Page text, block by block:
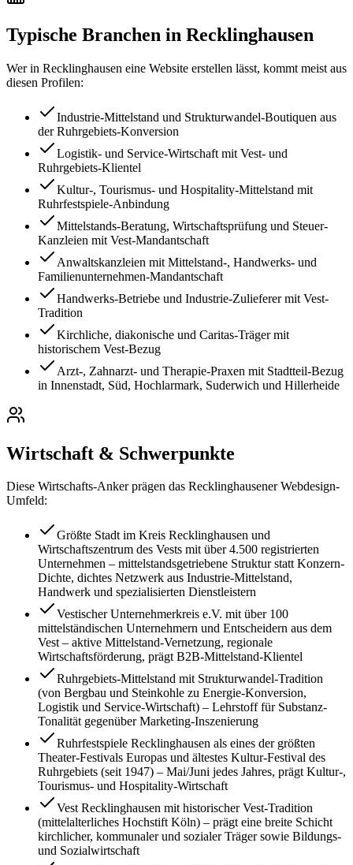
Typische Branchen in Recklinghausen
Wer in Recklinghausen eine Website erstellen lässt, kommt meist aus
diesen Profilen:
Industrie-Mittelstand und Strukturwandel-Boutiquen aus
der Ruhrgebiets-Konversion
Logistik- und Service-Wirtschaft mit Vest- und
Ruhrgebiets-Klientel
Kultur-, Tourismus- und Hospitality-Mittelstand mit
Ruhrfestspiele-Anbindung
Mittelstands-Beratung, Wirtschaftsprüfung und Steuer-
Kanzleien mit Vest-Mandantschaft
Anwaltskanzleien mit Mittelstand-, Handwerks- und
Familienunternehmen-Mandantschaft
Handwerks-Betriebe und Industrie-Zulieferer mit Vest-
Tradition
Kirchliche, diakonische und Caritas-Träger mit
historischem Vest-Bezug
Arzt-, Zahnarzt- und Therapie-Praxen mit Stadtteil-Bezug
in Innenstadt, Süd, Hochlarmark, Suderwich und Hillerheide
Wirtschaft & Schwerpunkte
Diese Wirtschafts-Anker prägen das Recklinghausener Webdesign-
Umfeld:
Größte Stadt im Kreis Recklinghausen und
Wirtschaftszentrum des Vests mit über 4.500 registrierten
Unternehmen – mittelstandsgetriebene Struktur statt Konzern-
Dichte, dichtes Netzwerk aus Industrie-Mittelstand,
Handwerk und spezialisierten Dienstleistern
Vestischer Unternehmerkreis e.V. mit über 100
mittelständischen Unternehmern und Entscheidern aus dem
Vest – aktive Mittelstand-Vernetzung, regionale
Wirtschaftsförderung, prägt B2B-Mittelstand-Klientel
Ruhrgebiets-Mittelstand mit Strukturwandel-Tradition
(von Bergbau und Steinkohle zu Energie-Konversion,
Logistik und Service-Wirtschaft) – Lehrstoff für Substanz-
Tonalität gegenüber Marketing-Inszenierung
Ruhrfestspiele Recklinghausen als eines der größten
Theater-Festivals Europas und ältestes Kultur-Festival des
Ruhrgebiets (seit 1947) – Mai/Juni jedes Jahres, prägt Kultur-,
Tourismus- und Hospitality-Wirtschaft
Vest Recklinghausen mit historischer Vest-Tradition
(mittelalterliches Hochstift Köln) – prägt eine breite Schicht
kirchlicher, kommunaler und sozialer Träger sowie Bildungs-
und Sozialwirtschaft